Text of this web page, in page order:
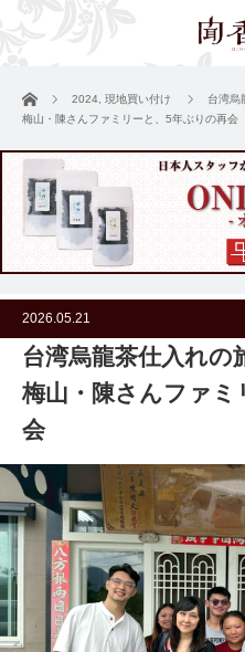
ホーム 2024 現地買い付け
台湾烏
梅山・陳さんファミリーと、5年ぶりの再会
2026.05.21
台湾烏龍茶仕入れの
梅山・陳さんファ
会